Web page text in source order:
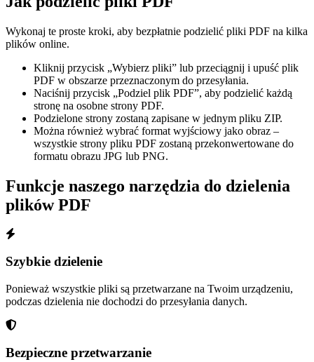
Wykonaj te proste kroki, aby bezpłatnie podzielić pliki PDF na kilka
plików online.
Kliknij przycisk „Wybierz pliki” lub przeciągnij i upuść plik
PDF w obszarze przeznaczonym do przesyłania.
Naciśnij przycisk „Podziel plik PDF”, aby podzielić każdą
stronę na osobne strony PDF.
Podzielone strony zostaną zapisane w jednym pliku ZIP.
Można również wybrać format wyjściowy jako obraz –
wszystkie strony pliku PDF zostaną przekonwertowane do
formatu obrazu JPG lub PNG.
Funkcje naszego narzędzia do dzielenia
plików PDF
Szybkie dzielenie
Ponieważ wszystkie pliki są przetwarzane na Twoim urządzeniu,
podczas dzielenia nie dochodzi do przesyłania danych.
Bezpieczne przetwarzanie